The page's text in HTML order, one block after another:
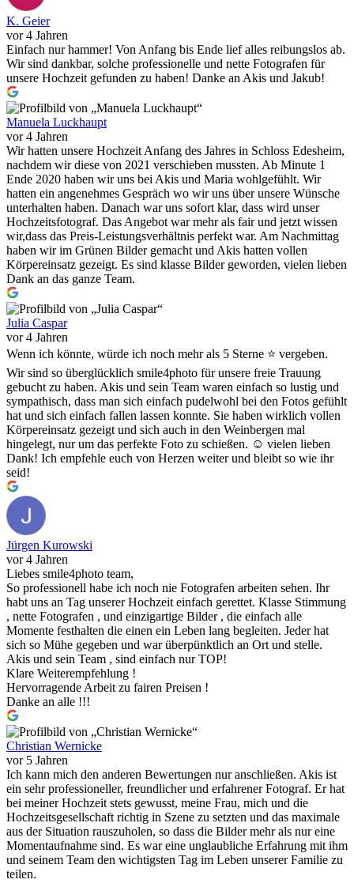
K. Geier
vor 4 Jahren
Einfach nur hammer! Von Anfang bis Ende lief alles reibungslos ab.
Wir sind dankbar, solche professionelle und nette Fotografen für
unsere Hochzeit gefunden zu haben! Danke an Akis und Jakub!
Manuela Luckhaupt
vor 4 Jahren
Wir hatten unsere Hochzeit Anfang des Jahres in Schloss Edesheim,
nachdem wir diese von 2021 verschieben mussten. Ab Minute 1
Ende 2020 haben wir uns bei Akis und Maria wohlgefühlt. Wir
hatten ein angenehmes Gespräch wo wir uns über unsere Wünsche
unterhalten haben. Danach war uns sofort klar, dass wird unser
Hochzeitsfotograf. Das Angebot war mehr als fair und jetzt wissen
wir,dass das Preis-Leistungsverhältnis perfekt war. Am Nachmittag
haben wir im Grünen Bilder gemacht und Akis hatten vollen
Körpereinsatz gezeigt. Es sind klasse Bilder geworden, vielen lieben
Dank an das ganze Team.
Julia Caspar
vor 4 Jahren
Wenn ich könnte, würde ich noch mehr als 5 Sterne ⭐️ vergeben.
Wir sind so überglücklich smile4photo für unsere freie Trauung
gebucht zu haben. Akis und sein Team waren einfach so lustig und
sympathisch, dass man sich einfach pudelwohl bei den Fotos gefühlt
hat und sich einfach fallen lassen konnte. Sie haben wirklich vollen
Körpereinsatz gezeigt und sich auch in den Weinbergen mal
hingelegt, nur um das perfekte Foto zu schießen. ☺️ vielen lieben
Dank! Ich empfehle euch von Herzen weiter und bleibt so wie ihr
seid!
Jürgen Kurowski
vor 4 Jahren
Liebes smile4photo team,
So professionell habe ich noch nie Fotografen arbeiten sehen. Ihr
habt uns an Tag unserer Hochzeit einfach gerettet. Klasse Stimmung
, nette Fotografen , und einzigartige Bilder , die einfach alle
Momente festhalten die einen ein Leben lang begleiten. Jeder hat
sich so Mühe gegeben und war überpünktlich an Ort und stelle.
Akis und sein Team , sind einfach nur TOP!
Klare Weiterempfehlung !
Hervorragende Arbeit zu fairen Preisen !
Danke an alle !!!
Christian Wernicke
vor 5 Jahren
Ich kann mich den anderen Bewertungen nur anschließen. Akis ist
ein sehr professioneller, freundlicher und erfahrener Fotograf. Er hat
bei meiner Hochzeit stets gewusst, meine Frau, mich und die
Hochzeitsgesellschaft richtig in Szene zu setzten und das maximale
aus der Situation rauszuholen, so dass die Bilder mehr als nur eine
Momentaufnahme sind. Es war eine unglaubliche Erfahrung mit ihm
und seinem Team den wichtigsten Tag im Leben unserer Familie zu
teilen.